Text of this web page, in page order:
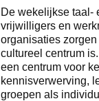
De wekelijkse taal-
vrijwilligers en
organisaties
cultureel centrum
een centrum voor
kennisverwerving,
groepen als